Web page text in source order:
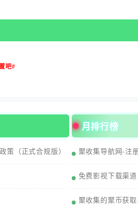
吧#
策（正式合规版）
月排行榜
聚收集导航网-注
免费影视下载渠道
聚收集的聚币获